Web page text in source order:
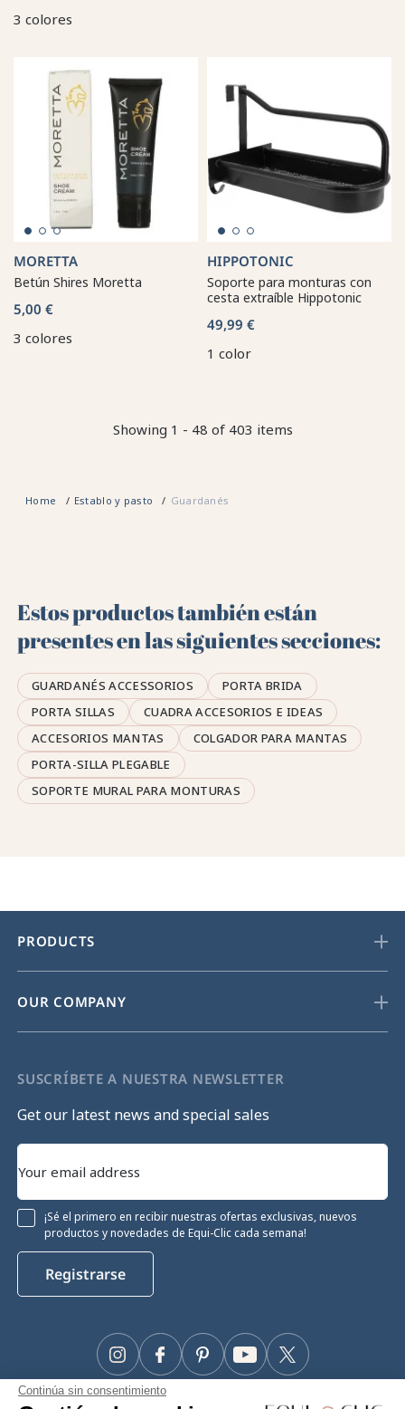
Continúa sin consentimiento
3 colores
MORETTA
Betún Shires Moretta
5,00 €
3 colores
HIPPOTONIC
Soporte para monturas con
cesta extraíble Hippotonic
49,99 €
1 color
Showing 1 - 48 of 403 items
Home Establo y pasto Guardanés
Estos productos también están
presentes en las siguientes secciones:
GUARDANÉS ACCESSORIOS
PORTA BRIDA
PORTA SILLAS
CUADRA ACCESORIOS E IDEAS
ACCESORIOS MANTAS
COLGADOR PARA MANTAS
PORTA-SILLA PLEGABLE
SOPORTE MURAL PARA MONTURAS
PRODUCTS
OUR COMPANY
SUSCRÍBETE A NUESTRA NEWSLETTER
Get our latest news and special sales
¡Sé el primero en recibir nuestras ofertas exclusivas, nuevos
productos y novedades de Equi-Clic cada semana!
Registrarse
Facebook Twitter
YouTube
Pinterest
Instagram